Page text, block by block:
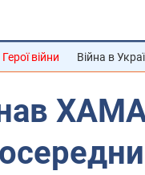
Герої війни Війна в